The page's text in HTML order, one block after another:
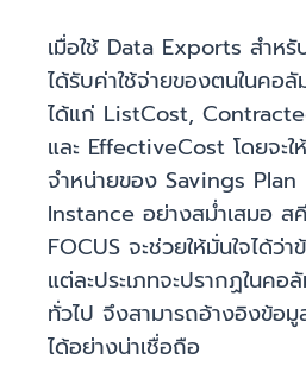
เมื่อใช้ Data Exports สำห
ได้รับค่าใช้จ่ายของตนในคอ
ได้แก่ ListCost,
และ EffectiveCost โดยจะ
จำหน่ายของ Savings Plan
Instance อย่างสม่ำเสมอ ส
FOCUS จะช่วยให้มั่นใจได้ว่
แต่ละประเภทจะปรากฏในค
ทั่วไป จึงสามารถอ้างอิงข้อ
ได้อย่างน่าเชื่อถือ